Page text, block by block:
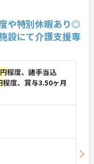
や特別休暇あり◎
設にて介護支援専
程度、諸手当込
程度、賞与3.50ヶ月